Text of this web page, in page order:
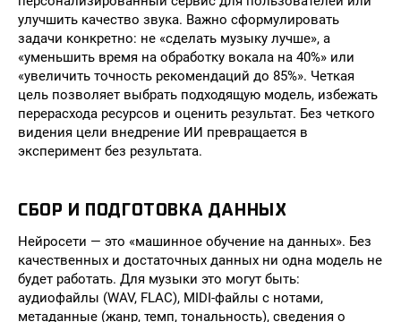
улучшить качество звука. Важно сформулировать
задачи конкретно: не «сделать музыку лучше», а
«уменьшить время на обработку вокала на 40%» или
«увеличить точность рекомендаций до 85%». Четкая
цель позволяет выбрать подходящую модель, избежать
перерасхода ресурсов и оценить результат. Без четкого
видения цели внедрение ИИ превращается в
эксперимент без результата.
СБОР И ПОДГОТОВКА ДАННЫХ
Нейросети — это «машинное обучение на данных». Без
качественных и достаточных данных ни одна модель не
будет работать. Для музыки это могут быть:
аудиофайлы (WAV, FLAC), MIDI-файлы с нотами,
метаданные (жанр, темп, тональность), сведения о